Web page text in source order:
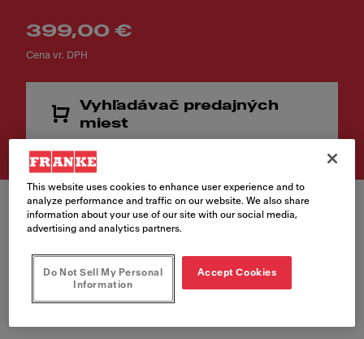
399,00 €
Cena vr. DPH
Vyhľadávač predajných
miest
Farba
Antracit
This website uses cookies to enhance user experience and to
analyze performance and traffic on our website. We also share
information about your use of our site with our social media,
advertising and analytics partners.
Do Not Sell My Personal
Information
Accept Cookies